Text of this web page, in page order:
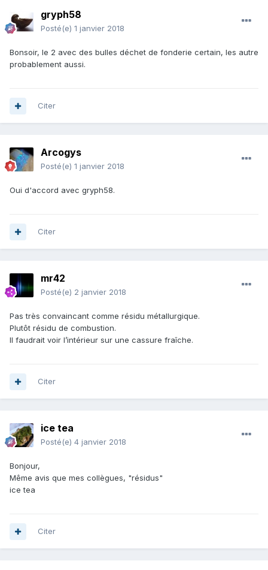
gryph58
Posté(e) 1 janvier 2018
Bonsoir, le 2 avec des bulles déchet de fonderie certain, les autre
probablement aussi.
Citer
Arcogys
Posté(e) 1 janvier 2018
Oui d'accord avec gryph58.
Citer
mr42
Posté(e) 2 janvier 2018
Pas très convaincant comme résidu métallurgique.
Plutôt résidu de combustion.
Il faudrait voir l’intérieur sur une cassure fraîche.
Citer
ice tea
Posté(e) 4 janvier 2018
Bonjour,
Même avis que mes collègues, "résidus"
ice tea
Citer